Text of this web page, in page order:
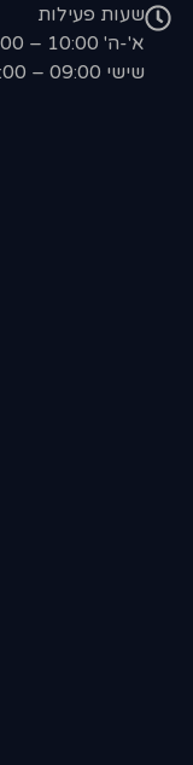
שעות פעילות
א'-ה' 10:00 – 18:00
שישי 09:00 – 13:00